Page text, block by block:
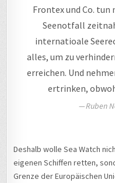
Frontex und Co.
Seenotfall
internatioale
alles, um zu
erreichen. Und
ertrinken,
Ruben
Deshalb wolle Sea Watch
eigenen Schiffen retten,
Grenze der Europäischen